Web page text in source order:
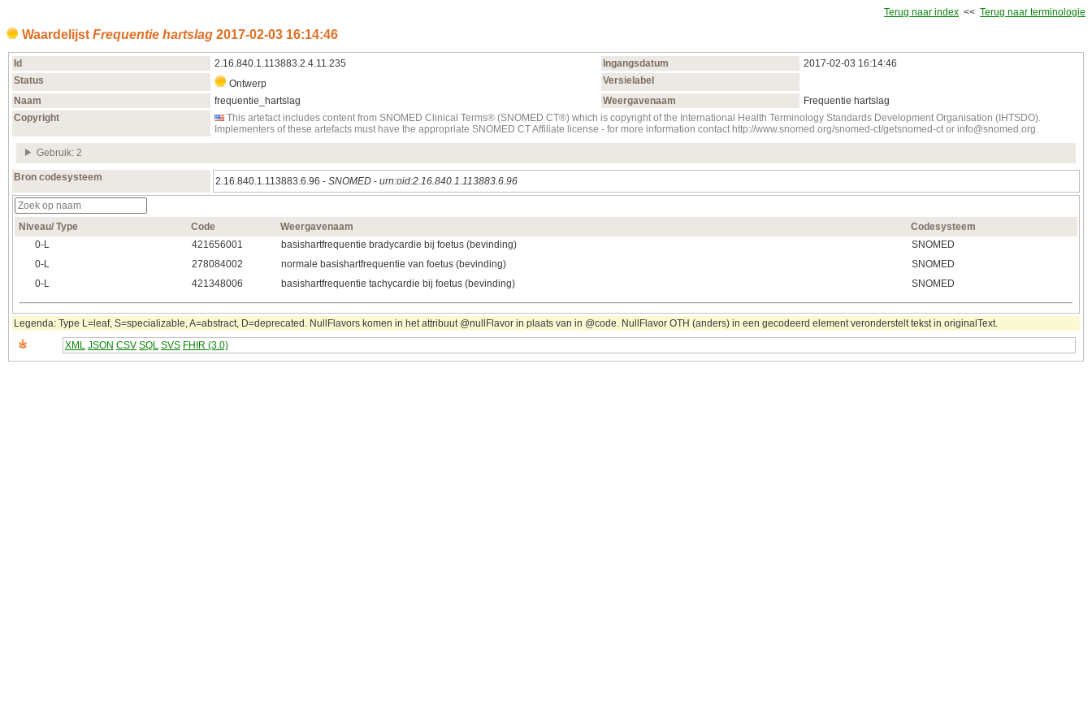
Terug naar index << Terug naar terminologie
Waardelijst Frequentie hartslag 2017‑02‑03 16:14:46
Id 2.16.840.1.113883.2.4.11.235 Ingangsdatum
2017‑02‑03 16:14:46
Status
Ontwerp
Versielabel
Naam
frequentie_hartslag Weergavenaam
Frequentie hartslag
Copyright
This artefact includes content from SNOMED Clinical Terms® (SNOMED CT®) which is copyright of the International Health Terminology Standards Development Organisation (IHTSDO).
Implementers of these artefacts must have the appropriate SNOMED CT Affiliate license - for more information contact http://www.snomed.org/snomed-ct/getsnomed-ct or info@snomed.org.
Gebruik: 2
Bron codesysteem 2.16.840.1.113883.6.96 - SNOMED - urn:oid:2.16.840.1.113883.6.96
Niveau/ Type Code Weergavenaam
Codesysteem
0‑L
421656001 basishartfrequentie bradycardie bij foetus (bevinding)
SNOMED
0‑L
278084002 normale basishartfrequentie van foetus (bevinding)
SNOMED
0‑L
421348006 basishartfrequentie tachycardie bij foetus (bevinding) SNOMED
Legenda: Type L=leaf, S=specializable, A=abstract, D=deprecated. NullFlavors komen in het attribuut @nullFlavor in plaats van in @code. NullFlavor OTH (anders) in een gecodeerd element veronderstelt tekst in originalText.
XML JSON CSV SQL SVS FHIR (3.0)